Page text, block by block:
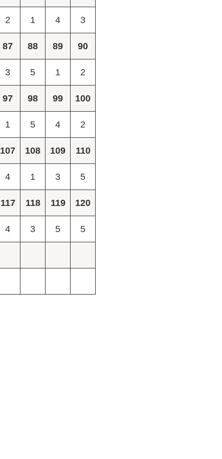
2 1 4 3
87 88 89 90
3 5 1 2
97 98 99 100
1 5 4 2
107 108 109 110
4 1 3 5
117 118 119 120
4 3 5 5